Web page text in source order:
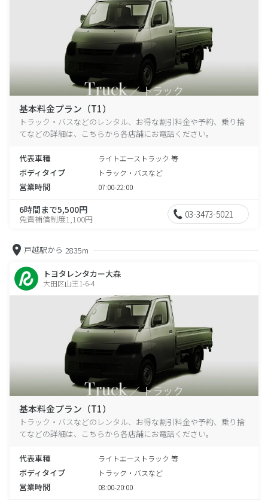
基本料金プラン（T1）
トラック・バスなどのレンタル、お得な割引料金や予約、乗り捨
てなどの詳細は、こちらから各店舗にお電話ください。
代表車種 ライトエーストラック 等
ボディタイプ トラック・バスなど
営業時間 07:00-22:00
6時間まで5,500円
免責補償制度1,100円 03-3473-5021
戸越駅から 2835m
トヨタレンタカー大森
大田区山王1-6-4
基本料金プラン（T1）
トラック・バスなどのレンタル、お得な割引料金や予約、乗り捨
てなどの詳細は、こちらから各店舗にお電話ください。
代表車種 ライトエーストラック 等
ボディタイプ トラック・バスなど
営業時間 08:00-20:00